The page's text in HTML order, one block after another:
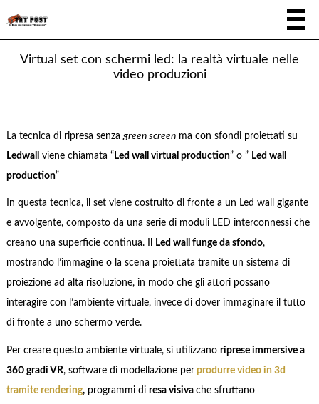
Virtual set con schermi led: la realtà virtuale nelle
video produzioni
La tecnica di ripresa senzagreen screenma con sfondi proiettati su
Ledwall
viene chiamata “Led wall virtual production” o ” Led wall
production”
In questa tecnica, il set viene costruito di fronte a un Led wall gigante
e avvolgente, composto da una serie di moduli LED interconnessi che
creano una superficie continua. Il
Led wall funge da sfondo,
mostrando l’immagine o la scena proiettata tramite un sistema di
proiezione ad alta risoluzione, in modo che gli attori possano
interagire con l’ambiente virtuale, invece di dover immaginare il tutto
di fronte a uno schermo verde.
Per creare questo ambiente virtuale, si utilizzano riprese immersive a
360 gradi VR, software di modellazione perprodurre video in 3d
tramite rendering,programmi di resa visiva che sfruttano